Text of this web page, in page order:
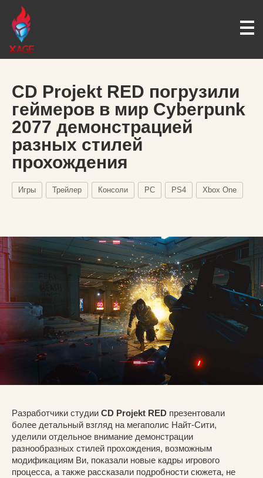
CD Projekt RED погрузили
геймеров в мир Cyberpunk
2077 демонстрацией
разных стилей
прохождения
Игры Трейлер Консоли PC PS4 Xbox One
Разработчики студии CD Projekt RED презентовали
более детальный взгляд на мегаполис Найт-Сити,
уделили отдельное внимание демонстрации
разнообразных стилей прохождения, возможным
модификациям Ви, показали новые кадры игрового
процесса, а также рассказали подробности сюжета, не